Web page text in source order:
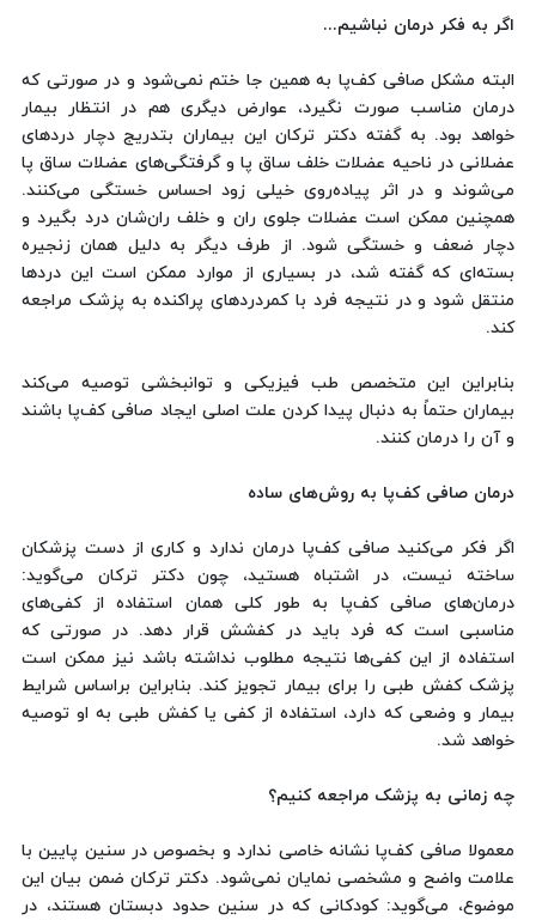
اگر به فکر درمان نباشیم...
البته مشکل صافی کف‌پا به همین جا ختم نمی‌شود و در صورتی که
درمان مناسب صورت نگیرد، عوارض دیگری هم در انتظار بیمار
خواهد بود. به گفته دکتر ترکان این بیماران بتدریج دچار دردهای
عضلانی در ناحیه عضلات خلف ساق پا و گرفتگی‌های عضلات ساق پا
می‌شوند و در اثر پیاده‌روی خیلی زود احساس خستگی می‌کنند.
همچنین ممکن است عضلات جلوی ران و خلف ران‌شان درد بگیرد و
دچار ضعف و خستگی ‌شود. از طرف دیگر به دلیل همان زنجیره
بسته‌ای که گفته شد، در بسیاری از موارد ممکن است این دردها
منتقل شود و در نتیجه فرد با کمردردهای پراکنده به پزشک مراجعه
کند.
بنابراین این متخصص طب فیزیکی و توانبخشی توصیه می‌کند
بیماران حتماً به دنبال پیدا کردن علت اصلی ایجاد صافی‌ کف‌پا باشند
و آن را درمان کنند.
درمان‌ صافی کف‌پا به روش‌های ساده
اگر فکر می‌کنید صافی کف‌پا درمان ندارد و کاری از دست پزشکان
ساخته نیست، در اشتباه هستید، چون دکتر ترکان می‌گوید:
درمان‌های صافی کف‌پا به طور کلی همان استفاده از کفی‌های
مناسبی است که فرد باید در کفشش قرار دهد. در صورتی که
استفاده از این کفی‌ها نتیجه مطلوب نداشته باشد نیز ممکن است
پزشک کفش طبی را برای بیمار تجویز کند. بنابراین براساس شرایط
بیمار و وضعی که دارد، استفاده از کفی یا کفش طبی به او توصیه
خواهد شد.
چه زمانی به پزشک مراجعه کنیم؟
معمولا صافی کف‌پا نشانه خاصی ندارد و بخصوص در سنین پایین با
علامت واضح و مشخصی نمایان نمی‌شود. دکتر ترکان ضمن بیان این
موضوع، می‌گوید: کودکانی که در سنین حدود دبستان هستند، در